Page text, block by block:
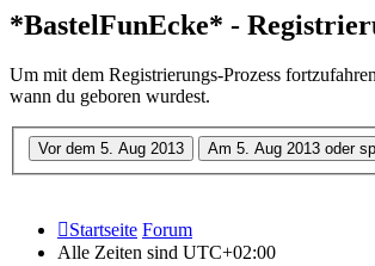
*BastelFunEcke* -
Um mit dem Registrierungs-Prozess
wann du geboren wurdest.
Startseite Forum
Alle Zeiten sind UTC+02:00